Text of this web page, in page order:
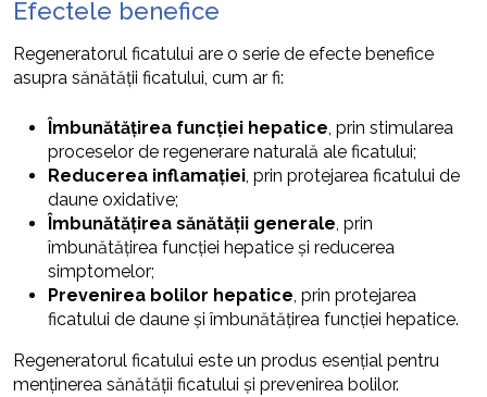
Efectele benefice
Regeneratorul ficatului are o serie de efecte benefice
asupra sănătății ficatului, cum ar fi:
Îmbunătățirea funcției hepatice, prin stimularea
proceselor de regenerare naturală ale ficatului;
Reducerea inflamației, prin protejarea ficatului de
daune oxidative;
Îmbunătățirea sănătății generale, prin
îmbunătățirea funcției hepatice și reducerea
simptomelor;
Prevenirea bolilor hepatice, prin protejarea
ficatului de daune și îmbunătățirea funcției hepatice.
Regeneratorul ficatului este un produs esențial pentru
menținerea sănătății ficatului și prevenirea bolilor.